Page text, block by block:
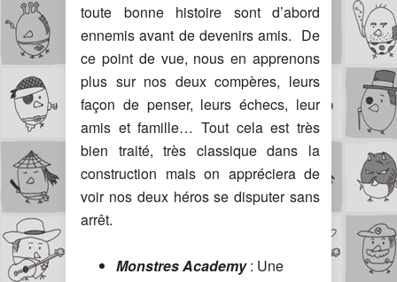
toute bonne histoire sont d’abord
ennemis avant de devenirs amis. De
ce point de vue, nous en apprenons
plus sur nos deux compères, leurs
façon de penser, leurs échecs, leur
amis et famille… Tout cela est très
bien traité, très classique dans la
construction mais on appréciera de
voir nos deux héros se disputer sans
arrêt.
Monstres Academy: Une